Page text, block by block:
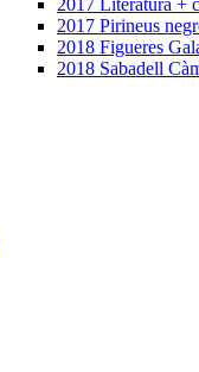
2017 Literatura +
2017 Pirineus
2018 Figueres
2018 Sabadell